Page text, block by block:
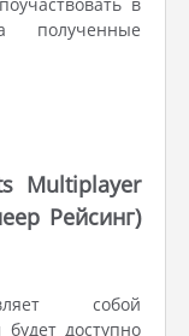
полученные
Multiplayer
Рейсинг)
собой
доступно